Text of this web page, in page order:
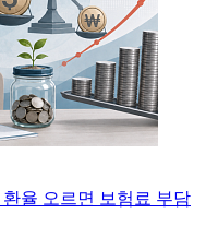
율 오르면 보험료 부담